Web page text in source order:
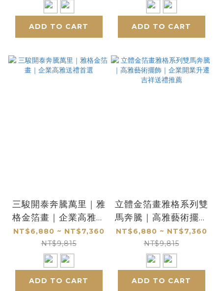
ADD TO CART ADD TO CART
三駿開泰奔騰萬里｜雅
格金箔畫｜企業高雅送
禮首選
NT$6,880 ~ NT$7,360
NT$9,815
ADD TO CART
立體金箔畫雅格系列雙
馬奔騰｜高雅藝術擺飾
｜企業開業升遷吉祥送
禮推薦
NT$6,880 ~ NT$7,360
NT$9,815
ADD TO CART